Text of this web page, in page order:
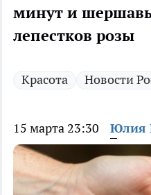
минут и
лепестков розы
Красота Новости
15 марта 23:30 Юлия